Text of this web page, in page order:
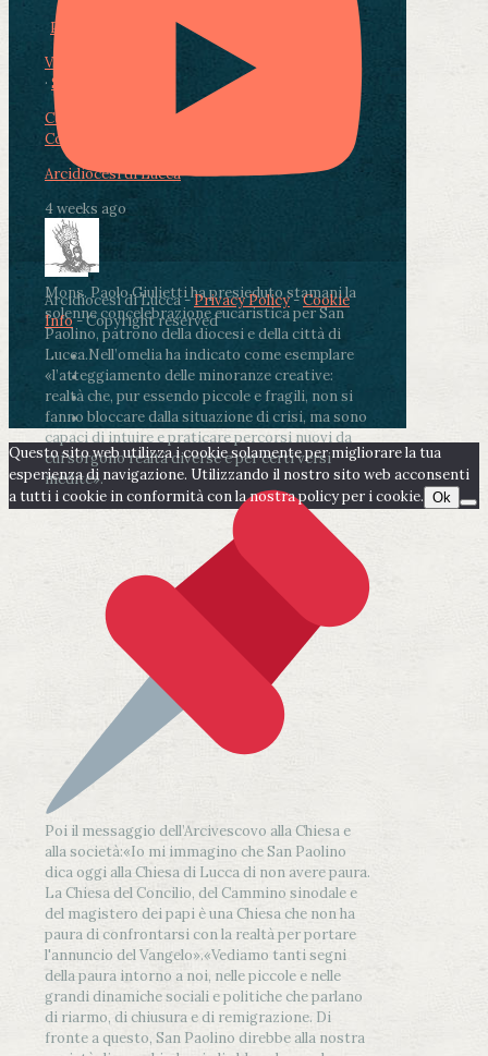
Photo
View on Facebook
· Share
Condividi su Facebook
Condividi su LinkedIn
Arcidiocesi di Lucca
4 weeks ago
Mons. Paolo Giulietti ha presieduto stamani la
solenne concelebrazione eucaristica per San
Paolino, patrono della diocesi e della città di
Lucca.Nell’omelia ha indicato come esemplare
«l’atteggiamento delle minoranze creative:
realtà che, pur essendo piccole e fragili, non si
fanno bloccare dalla situazione di crisi, ma sono
capaci di intuire e praticare percorsi nuovi da
cui sorgono realtà diverse e per certi versi
inedite».
Poi il messaggio dell’Arcivescovo alla Chiesa e
alla società:«Io mi immagino che San Paolino
dica oggi alla Chiesa di Lucca di non avere paura.
La Chiesa del Concilio, del Cammino sinodale e
del magistero dei papi è una Chiesa che non ha
paura di confrontarsi con la realtà per portare
l'annuncio del Vangelo».«Vediamo tanti segni
della paura intorno a noi, nelle piccole e nelle
grandi dinamiche sociali e politiche che parlano
di riarmo, di chiusura e di remigrazione. Di
fronte a questo, San Paolino direbbe alla nostra
Arcidiocesi di Lucca -Privacy Policy-Cookie
Info- Copyright reserved
Questo sito web utilizza i cookie solamente per migliorare la tua
esperienza di navigazione. Utilizzando il nostro sito web acconsenti
a tutti i cookie in conformità con la nostra policy per i cookie. Ok